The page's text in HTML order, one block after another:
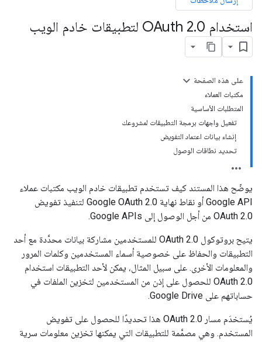
استخدام OAuth 2 .0 لتطبيقات خادم الويب
على هذه الصفحة
مكتبات العملاء
المتطلبات الأساسية
تفعيل واجهات برمجة التطبيقات لمشروعك
إنشاء بيانات اعتماد التفويض
تحديد نطاقات الوصول
يوضّح هذا المستند كيف تستخدم تطبيقات خادم الويب مكتبات عملاء
Google API أو نقاط نهاية Google OAuth 2.0 لتنفيذ تفويض
OAuth 2.0 من أجل الوصول إلى Google APIs.
يتيح بروتوكول OAuth 2.0 للمستخدمين مشاركة بيانات محدَّدة مع أحد
التطبيقات والحفاظ على خصوصية أسماء المستخدمين وكلمات المرور
والمعلومات الأخرى. على سبيل المثال، يمكن لأحد التطبيقات استخدام
OAuth 2.0 للحصول على إذن من المستخدمين لتخزين الملفات في
حساباتهم على Google Drive.
يُستخدَم مسار OAuth 2.0 هذا تحديدًا للحصول على تفويض
المستخدم. وهي مصمَّمة للتطبيقات التي يمكنها تخزين معلومات سرية